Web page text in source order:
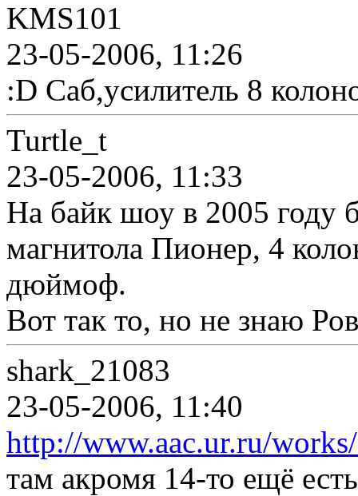
KMS101
23-05-2006, 11:26
:D Саб,усилитель 8
Turtle_t
23-05-2006, 11:33
На байк шоу в 2005 году
магнитола Пионер, 4
дюймоф.
Вот так то, но не знаю
shark_21083
23-05-2006, 11:40
http://www.aac.ur.ru/
там акромя 14-то ещё